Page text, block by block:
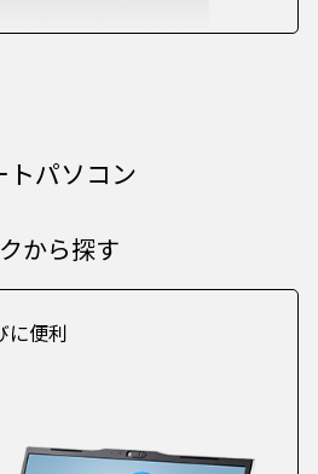
トパソコン
から探す
に便利